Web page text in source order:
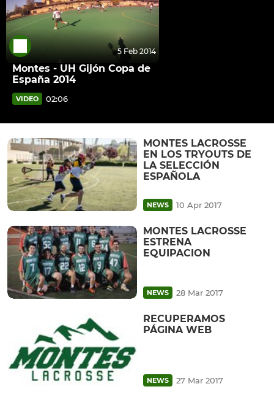
5 Feb 2014
Montes - UH Gijón Copa de
España 2014
VIDEO 02:06
MONTES LACROSSE
EN LOS TRYOUTS DE
LA SELECCIÓN
ESPAÑOLA
NEWS 10 Apr 2017
MONTES LACROSSE
ESTRENA
EQUIPACION
NEWS 28 Mar 2017
RECUPERAMOS
PÁGINA WEB
NEWS 27 Mar 2017